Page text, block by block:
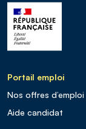
Portail emploi
Nos offres d’emploi
Aide candidat